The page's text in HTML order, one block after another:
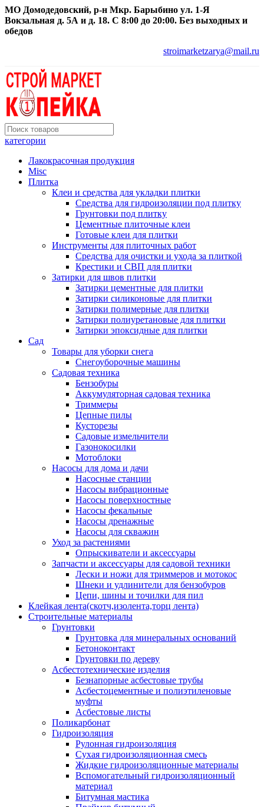
МО Домодедовский, р-н Мкр. Барыбино ул. 1-Я
Вокзальная д. 5А и д. 18. С 8:00 до 20:00. Без выходных и
обедов
stroimarketzarya@mail.ru
категории
Лакокрасочная продукция
Misc
Плитка
Клеи и средства для укладки плитки
Средства для гидроизоляции под плитку
Грунтовки под плитку
Цементные плиточные клеи
Готовые клеи для плитки
Инструменты для плиточных работ
Средства для очистки и ухода за плиткой
Крестики и СВП для плитки
Затирки для швов плитки
Затирки цементные для плитки
Затирки силиконовые для плитки
Затирки полимерные для плитки
Затирки полиуретановые для плитки
Затирки эпоксидные для плитки
Сад
Товары для уборки снега
Снегоуборочные машины
Садовая техника
Бензобуры
Аккумуляторная садовая техника
Триммеры
Цепные пилы
Кусторезы
Садовые измельчители
Газонокосилки
Мотоблоки
Насосы для дома и дачи
Насосные станции
Насосы вибрационные
Насосы поверхностные
Насосы фекальные
Насосы дренажные
Насосы для скважин
Уход за растениями
Опрыскиватели и аксессуары
Запчасти и аксессуары для садовой техники
Лески и ножи для триммеров и мотокос
Шнеки и удлинители для бензобуров
Цепи, шины и точилки для пил
Клейкая лента(скотч,изолента,торц лента)
Строительные материалы
Грунтовки
Грунтовка для минеральных оснований
Бетоноконтакт
Грунтовки по дереву
Асбестотехнические изделия
Безнапорные асбестовые трубы
Асбестоцементные и полиэтиленовые
муфты
Асбестовые листы
Поликарбонат
Гидроизоляция
Рулонная гидроизоляция
Сухая гидроизоляционная смесь
Жидкие гидроизоляционные материалы
Вспомогательный гидроизоляционный
материал
Битумная мастика